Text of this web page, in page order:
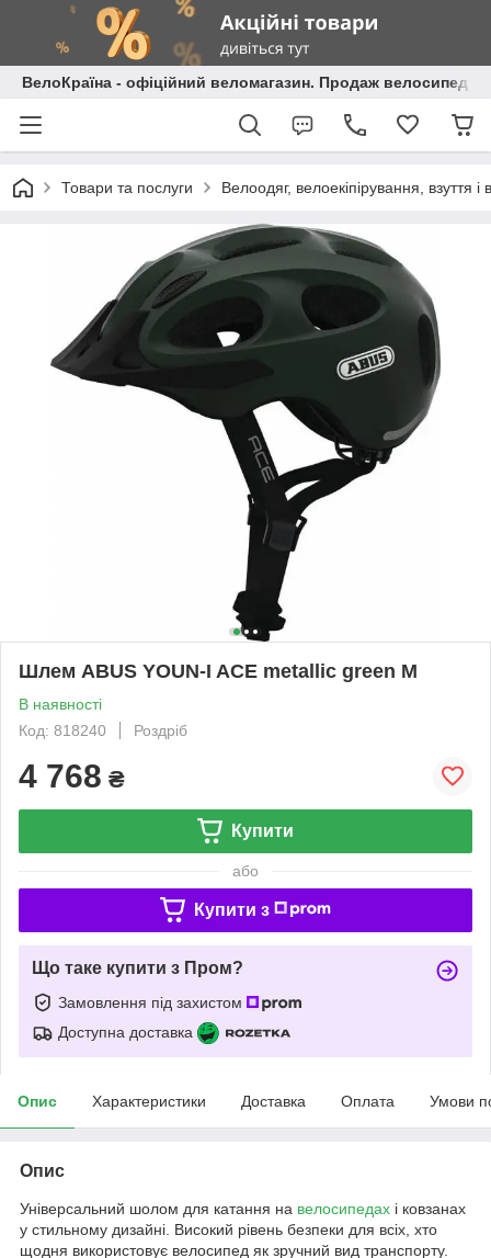
ВелоКраїна - офіційний веломагазин. Продаж велосипедів
Товари та послуги Велоодяг, велоекіпірування, взуття і
Шлем ABUS YOUN-I ACE metallic green M
В наявності
Код: 818240
Роздріб
4 768 ₴
Купити
або
Купити з
Що таке купити з Пром?
Замовлення під захистом
Доступна доставка
Опис Характеристики Доставка Оплата Умови
Опис
Універсальний шолом для катання на велосипедах і ковзанах
у стильному дизайні. Високий рівень безпеки для всіх, хто
щодня використовує велосипед як зручний вид транспорту.